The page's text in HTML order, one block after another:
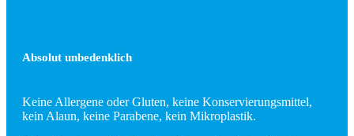
Absolut unbedenklich
Keine Allergene oder Gluten, keine Konservierungsmittel,
kein Alaun, keine Parabene, kein Mikroplastik.